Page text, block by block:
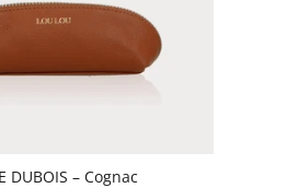
DUBOIS – Cognac